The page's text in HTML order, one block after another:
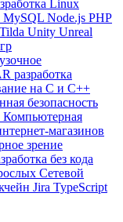
Linux
MySQL Node.js PHP
Tilda Unity Unreal
разработка
на С и C++
безопасность
Компьютерная
магазинов
зрение
без кода
Сетевой
Jira TypeScript